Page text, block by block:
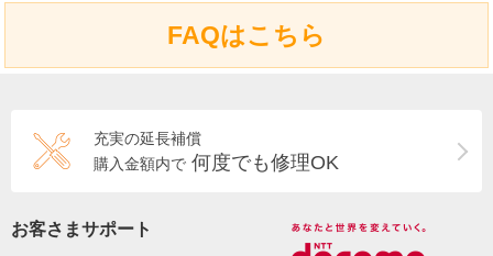
FAQはこちら
充実の延長補償
購入金額内で 何度でも修理OK
お客さまサポート